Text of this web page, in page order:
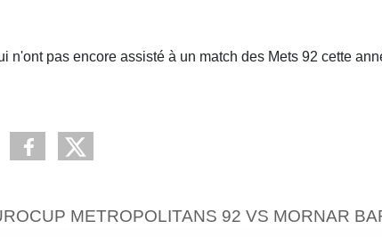
pas encore assisté à un match des Mets 92 cette
METROPOLITANS 92 VS MORNAR